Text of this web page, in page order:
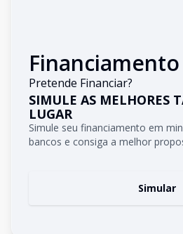
Financiamento
Pretende Financiar?
SIMULE AS MELHORES
LUGAR
Simule seu financiamento em
bancos e consiga a melhor
Simular